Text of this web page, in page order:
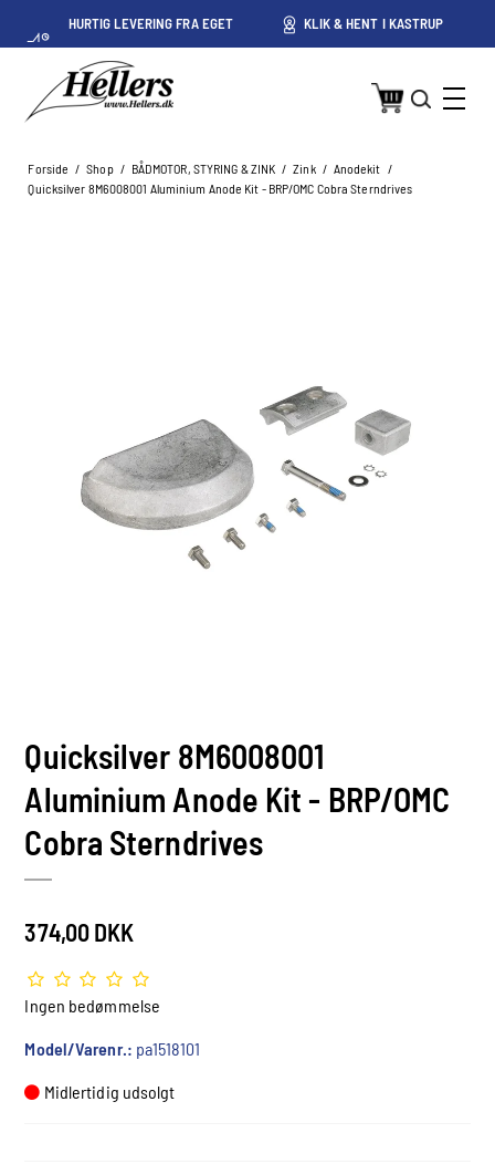
HURTIG LEVERING FRA EGET
LAGER I KASTRUP
KLIK & HENT I KASTRUP
Forside / Shop / BÅDMOTOR, STYRING & ZINK / Zink / Anodekit /
Quicksilver 8M6008001 Aluminium Anode Kit - BRP/OMC Cobra Sterndrives
Quicksilver 8M6008001
Aluminium Anode Kit - BRP/OMC
Cobra Sterndrives
374,00 DKK
Ingen bedømmelse
Model/Varenr.: pa1518101
Midlertidig udsolgt